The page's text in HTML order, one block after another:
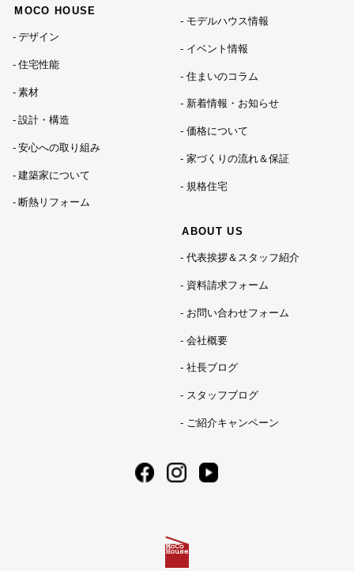
2024年05月 (1)
2024年04月 (1)
2023年11月 (3)
MOCO HOUSE
デザイン
住宅性能
素材
設計・構造
安心への取り組み
建築家について
断熱リフォーム
モデルハウス情報
イベント情報
住まいのコラム
新着情報・お知らせ
価格について
家づくりの流れ＆保証
規格住宅
ABOUT US
代表挨拶＆スタッフ紹介
資料請求フォーム
お問い合わせフォーム
会社概要
社長ブログ
スタッフブログ
ご紹介キャンペーン